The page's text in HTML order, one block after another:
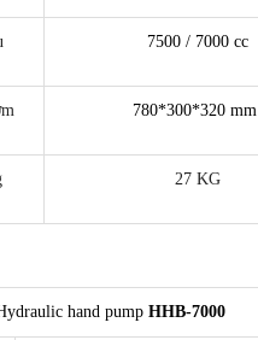
7500 / 7000 cc
780*300*320 mm
27 KG
hand pump HHB-7000